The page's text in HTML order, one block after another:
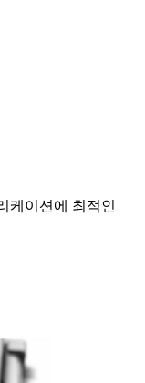
케이션에 최적인